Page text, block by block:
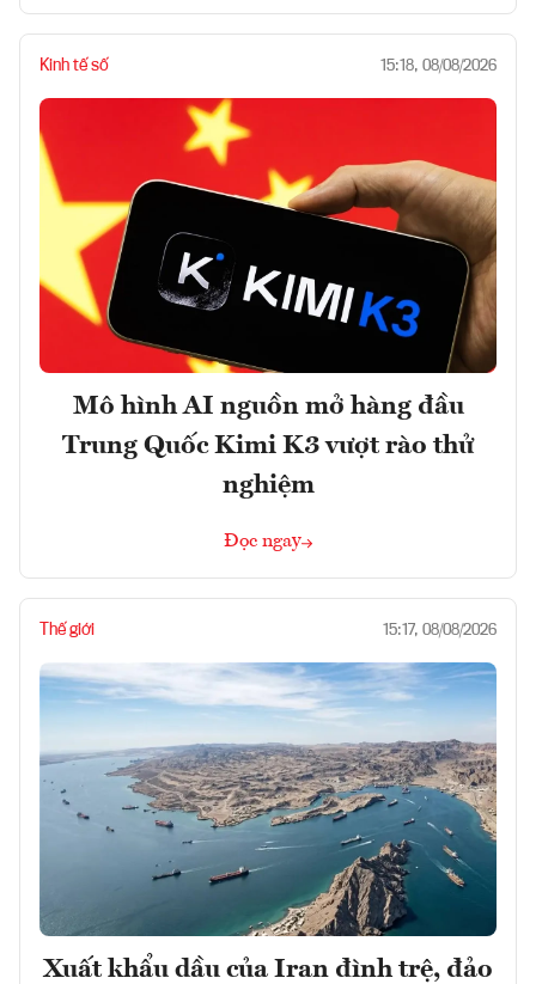
Kinh tế số 15:18, 08/08/2026
Mô hình AI nguồn mở hàng đầu
Trung Quốc Kimi K3 vượt rào thử
nghiệm
Đọc ngay
Thế giới 15:17, 08/08/2026
Xuất khẩu dầu của Iran đình trệ, đảo